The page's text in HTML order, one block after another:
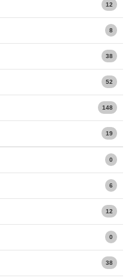
12
8
38
52
148
19
0
6
12
0
38